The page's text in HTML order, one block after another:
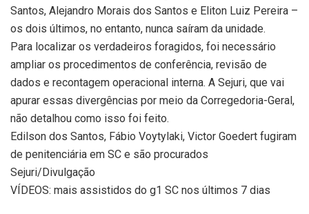
Santos, Alejandro Morais dos Santos e Eliton Luiz Pereira –
os dois últimos, no entanto, nunca saíram da unidade.
Para localizar os verdadeiros foragidos, foi necessário
ampliar os procedimentos de conferência, revisão de
dados e recontagem operacional interna. A Sejuri, que vai
apurar essas divergências por meio da Corregedoria-Geral,
não detalhou como isso foi feito.
Edilson dos Santos, Fábio Voytylaki, Victor Goedert fugiram
de penitenciária em SC e são procurados
Sejuri/Divulgação
VÍDEOS: mais assistidos do g1 SC nos últimos 7 dias